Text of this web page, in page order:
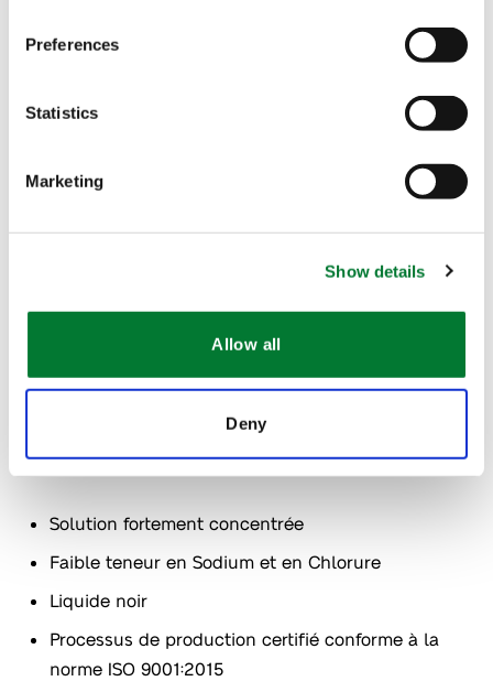
Preferences
Statistics
Marketing
Show details
Allow all
Deny
The Van Iperen International Team
Contact
Solution fortement concentrée
Faible teneur en Sodium et en Chlorure
Liquide noir
Processus de production certifié conforme à la
norme ISO 9001:2015